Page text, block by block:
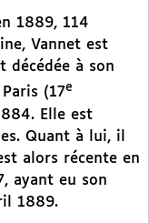
1889, 114
Vannet est
décédée à son
(17e
Elle est
Quant à lui, il
alors récente en
ayant eu son
1889.